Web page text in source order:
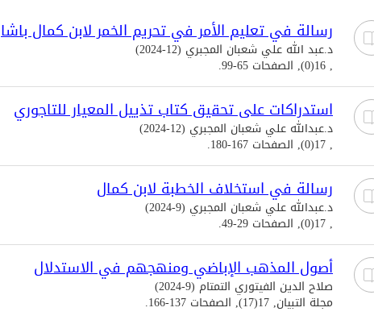
رسالة في تعليم الأمر في تحريم الخمر لابن كمال باشا
د.عبد الله علي شعبان المجبري (12-2024)
, 16(0), الصفحات 65-99.
استدراكات على تحقيق كتاب تذييل المعيار للتاجوري
د.عبدالله علي شعبان المجبري (12-2024)
, 17(0), الصفحات 167-180.
رسالة في استخلاف الخطبة لابن كمال
د.عبدالله علي شعبان المجبري (9-2024)
, 17(0), الصفحات 29-49.
أصول المذهب الإباضي ومنهجهم في الاستدلال
صلاح الدين الفيتوري التمتام (9-2024)
مجلة التبيان, 17(17), الصفحات 137-166.